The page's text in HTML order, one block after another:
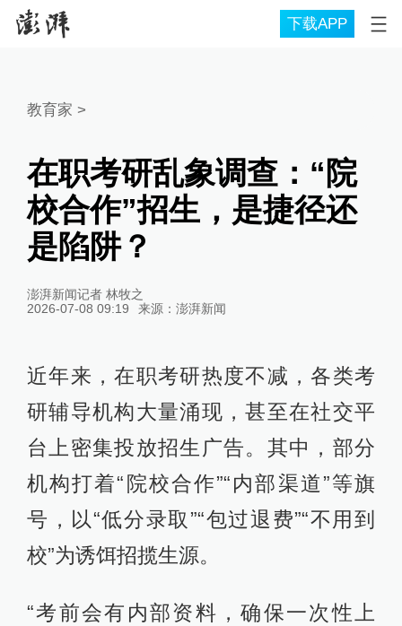
下载APP
教育家 >
在职考研乱象调查：“院
校合作”招生，是捷径还
是陷阱？
澎湃新闻记者 林牧之
2026-07-08 09:19
来源： 澎湃新闻
近年来，在职考研热度不减，各类考
研辅导机构大量涌现，甚至在社交平
台上密集投放招生广告。其中，部分
机构打着“院校合作”“内部渠道”等旗
号，以“低分录取”“包过退费”“不用到
校”为诱饵招揽生源。
“考前会有内部资料，确保一次性上